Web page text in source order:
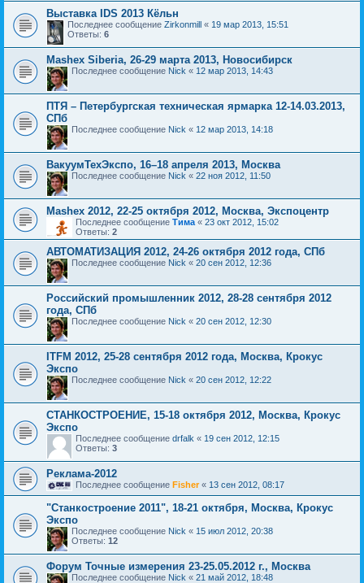
Выставка IDS 2013 Кёльн
Последнее сообщение Zirkonmill « 19 мар 2013, 15:51
Ответы: 6
Mashex Siberia, 26-29 марта 2013, Новосибирск
Последнее сообщение Nick « 12 мар 2013, 14:43
ПТЯ – Петербургская техническая ярмарка 12-14.03.2013,
СПб
Последнее сообщение Nick « 12 мар 2013, 14:18
ВакуумТехЭкспо, 16–18 апреля 2013, Москва
Последнее сообщение Nick « 22 ноя 2012, 11:50
Mashex 2012, 22-25 октября 2012, Москва, Экспоцентр
Последнее сообщение Тима « 23 окт 2012, 15:02
Ответы: 2
АВТОМАТИЗАЦИЯ 2012, 24-26 октября 2012 года, СПб
Последнее сообщение Nick « 20 сен 2012, 12:36
Российский промышленник 2012, 28-28 сентября 2012
года, СПб
Последнее сообщение Nick « 20 сен 2012, 12:30
ITFM 2012, 25-28 сентября 2012 года, Москва, Крокус
Экспо
Последнее сообщение Nick « 20 сен 2012, 12:22
СТАНКОСТРОЕНИЕ, 15-18 октября 2012, Москва, Крокус
Экспо
Последнее сообщение drfalk « 19 сен 2012, 12:15
Ответы: 3
Реклама-2012
Последнее сообщение Fisher« 13 сен 2012, 08:17
"Станкостроение 2011", 18-21 октября, Москва, Крокус
Экспо
Последнее сообщение Nick « 15 июл 2012, 20:38
Ответы: 12
Форум Точные измерения 23-25.05.2012 г., Москва
Последнее сообщение Nick « 21 май 2012, 18:48